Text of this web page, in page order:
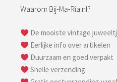
Waarom Bij-Ma-Ria.nl?
De mooiste vintage
Eerlijke info over artikelen
Duurzaam en goed verpakt
Snelle verzending